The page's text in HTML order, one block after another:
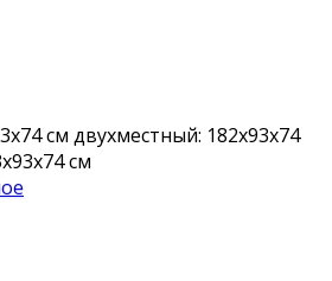
см двухместный: 182х93х74
см